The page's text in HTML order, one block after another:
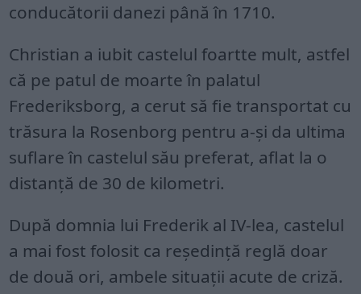
conducătorii danezi până în 1710.
Christian a iubit castelul foartte mult, astfel
că pe patul de moarte în palatul
Frederiksborg, a cerut să fie transportat cu
trăsura la Rosenborg pentru a-și da ultima
suflare în castelul său preferat, aflat la o
distanță de 30 de kilometri.
După domnia lui Frederik al IV-lea, castelul
a mai fost folosit ca reședință reglă doar
de două ori, ambele situații acute de criză.